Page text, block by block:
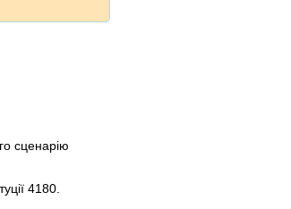
сценарію
4180.